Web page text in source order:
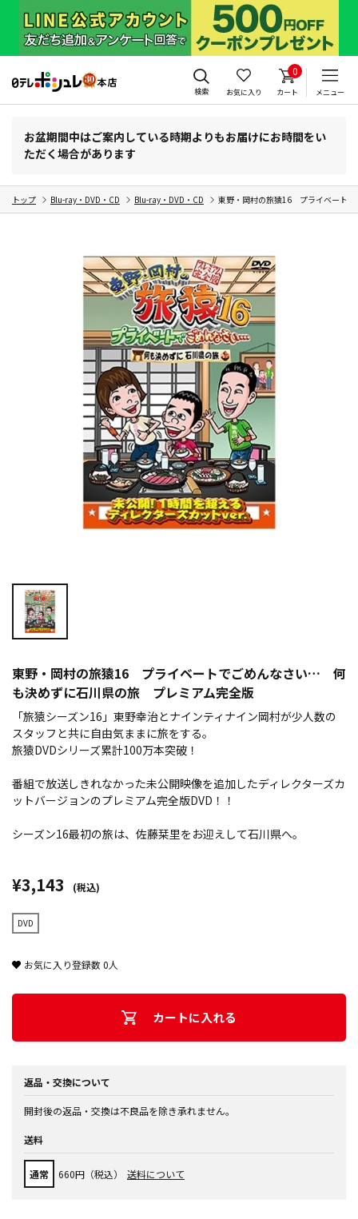
検索 お気に入り
0
カート メニュー
お盆期間中はご案内している時期よりもお届けにお時間をい
ただく場合があります
トップ Blu-ray・DVD・CD Blu-ray・DVD・CD 東野・岡村の旅猿16 プライベート
東野・岡村の旅猿16 プライベートでごめんなさい… 何
も決めずに石川県の旅 プレミアム完全版
「旅猿シーズン16」東野幸治とナインティナイン岡村が少人数の
スタッフと共に自由気ままに旅をする。
旅猿DVDシリーズ累計100万本突破！
番組で放送しきれなかった未公開映像を追加したディレクターズカ
ットバージョンのプレミアム完全版DVD！！
シーズン16最初の旅は、佐藤栞里をお迎えして石川県へ。
¥3,143 (税込)
DVD
お気に入り登録数0人
カートに入れる
返品・交換について
開封後の返品・交換は不良品を除き承れません。
送料
通常 660円（税込） 送料について